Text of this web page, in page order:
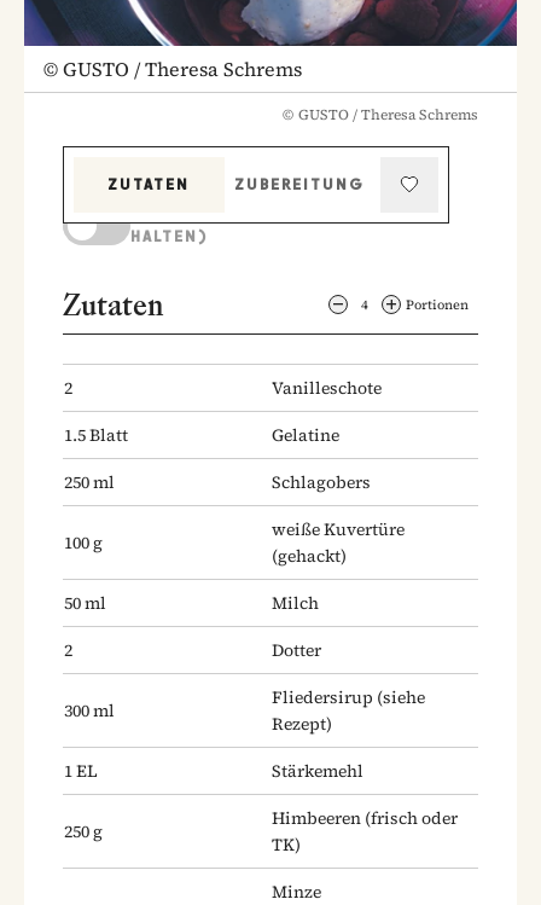
©GUSTO / Theresa Schrems
© GUSTO / Theresa Schrems
ZUTATEN
ZUBEREITUNG
HALTEN)
Zutaten 4 Portionen
2
Vanilleschote
1.5Blatt
Gelatine
250ml Schlagobers
100g
weiße Kuvertüre
(gehackt)
50ml
Milch
2
Dotter
300ml
Fliedersirup (siehe
Rezept)
1EL Stärkemehl
250g
Himbeeren (frisch oder
TK)
Minze